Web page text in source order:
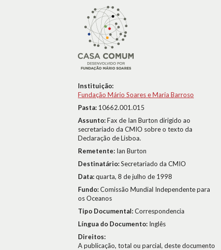
Instituição:
Fundação Mário Soares e Maria Barroso
Pasta: 10662.001.015
Assunto:Fax de Ian Burton dirigido ao
secretariado da CMIO sobre o texto da
Declaração de Lisboa.
Remetente: Ian Burton
Destinatário:Secretariado da CMIO
Data:quarta, 8 de julho de 1998
Fundo:Comissão Mundial Independente para
os Oceanos
Tipo Documental:Correspondencia
Língua do Documento: Inglês
Direitos:
A publicação, total ou parcial, deste documento